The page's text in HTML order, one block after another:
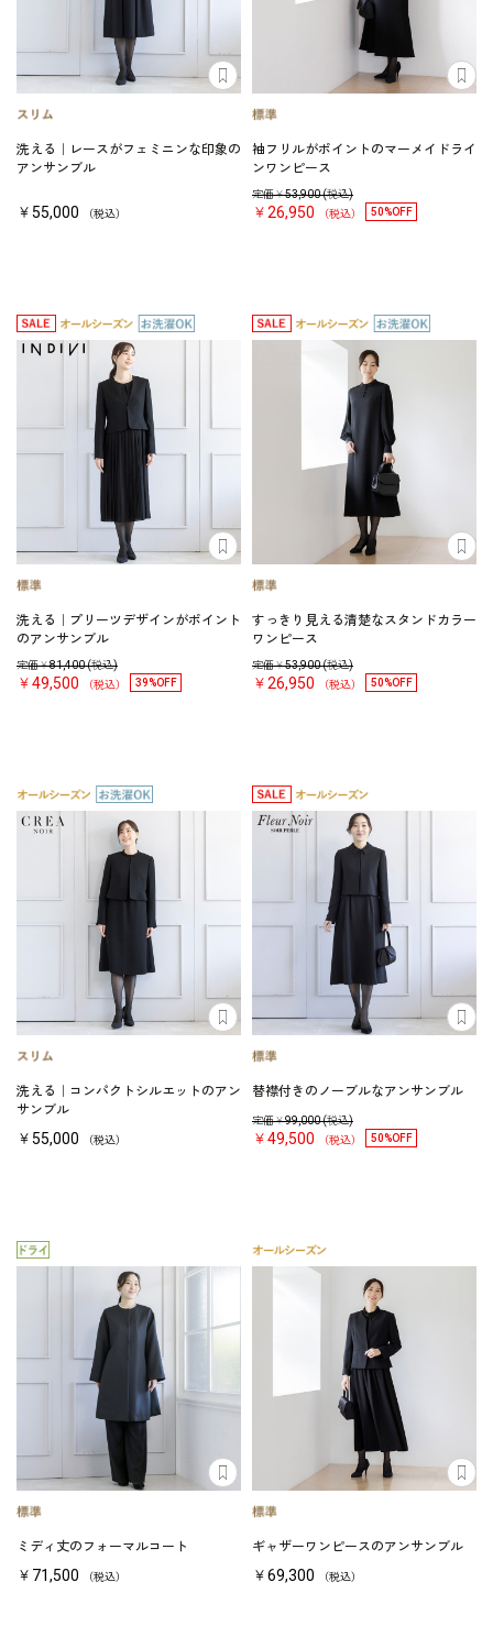
洗える｜レースがフェミニンな印象の
アンサンブル
￥55,000 （税込）
袖フリルがポイントのマーメイドライ
ンワンピース
定価￥53,900(税込)
￥26,950 （税込） 50%OFF
洗える｜プリーツデザインがポイント
のアンサンブル
定価￥81,400(税込)
￥49,500 （税込） 39%OFF
すっきり見える清楚なスタンドカラー
ワンピース
定価￥53,900(税込)
￥26,950 （税込） 50%OFF
洗える｜コンパクトシルエットのアン
サンブル
￥55,000 （税込）
替襟付きのノーブルなアンサンブル
定価￥99,000(税込)
￥49,500 （税込） 50%OFF
ミディ丈のフォーマルコート
￥71,500 （税込）
ギャザーワンピースのアンサンブル
￥69,300 （税込）